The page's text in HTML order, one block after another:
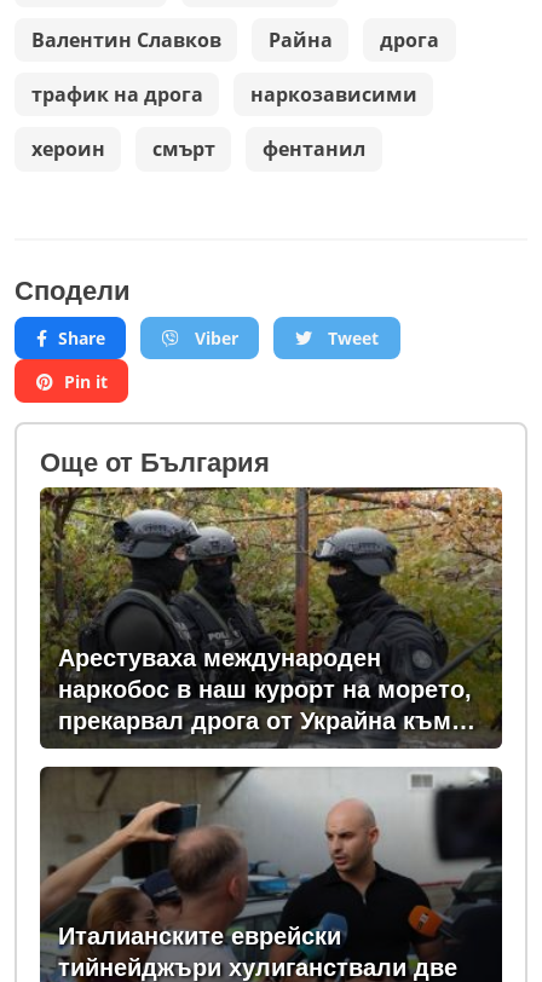
Валентин Славков Райна дрога
трафик на дрога наркозависими
хероин смърт фентанил
Сподели
Share Viber
Tweet
Pin it
Oще от България
Арестуваха международен
наркобос в наш курорт на морето,
прекарвал дрога от Украйна към
ЕС
Италианските еврейски
тийнейджъри хулиганствали две